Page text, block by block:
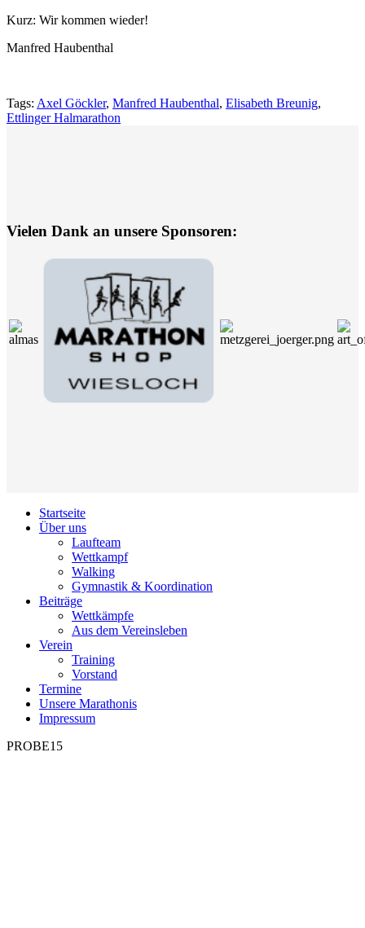
Kurz: Wir kommen wieder!
Manfred Haubenthal
Tags: Axel Göckler, Manfred Haubenthal, Elisabeth Breunig,
Ettlinger Halmarathon
Vielen Dank an unsere Sponsoren:
Startseite
Über uns
Laufteam
Wettkampf
Walking
Gymnastik & Koordination
Beiträge
Wettkämpfe
Aus dem Vereinsleben
Verein
Training
Vorstand
Termine
Unsere Marathonis
Impressum